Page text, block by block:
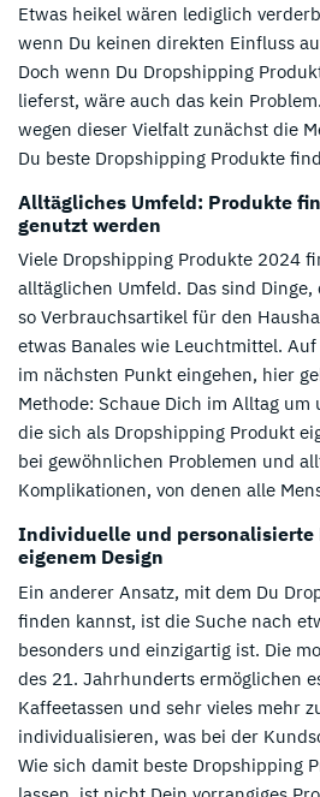
Etwas heikel wären lediglich
wenn Du keinen direkten Einfluss
Doch wenn Du Dropshipping
lieferst, wäre auch das kein
wegen dieser Vielfalt zunächst die
Du beste Dropshipping Produkte
Alltägliches Umfeld: Produkte
genutzt werden
Viele Dropshipping Produkte 2024
alltäglichen Umfeld. Das sind
so Verbrauchsartikel für den
etwas Banales wie Leuchtmittel.
im nächsten Punkt eingehen, hier
Methode: Schaue Dich im Alltag
die sich als Dropshipping Produkt
bei gewöhnlichen Problemen und
Komplikationen, von denen alle
Individuelle und
eigenem Design
Ein anderer Ansatz, mit dem Du
finden kannst, ist die Suche nach
besonders und einzigartig ist. Die
des 21. Jahrhunderts ermöglichen
Kaffeetassen und sehr vieles mehr
individualisieren, was bei der
Wie sich damit beste Dropshipping